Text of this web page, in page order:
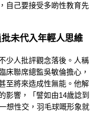
自己要接受多啲性教育先
未代入年輕人思維
少人批評觀念落後。人稱
床聯席總監吳敏倫擔心，
至將來造成性無能。他解
影響，「譬如由14歲諗到
想性交，羽毛球嘅形象就